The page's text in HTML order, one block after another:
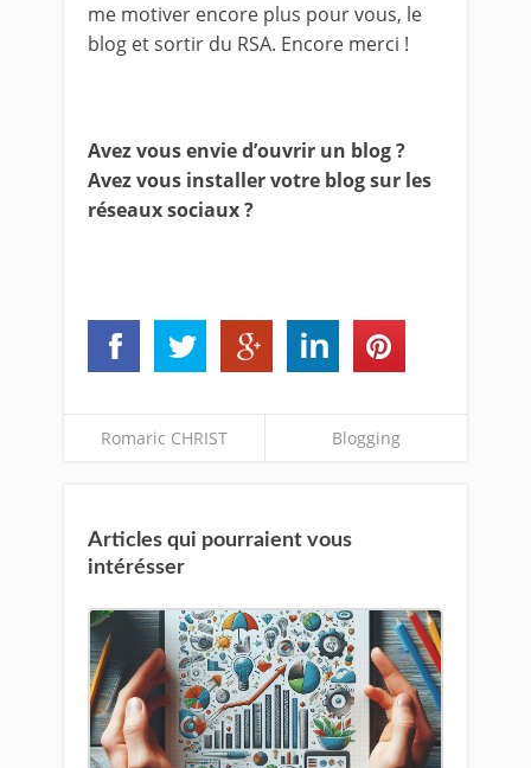
me motiver encore plus pour vous, le
blog et sortir du RSA. Encore merci !
Avez vous envie d’ouvrir un blog ?
Avez vous installer votre blog sur les
réseaux sociaux ?
Romaric CHRIST Blogging
Articles qui pourraient vous
intérésser